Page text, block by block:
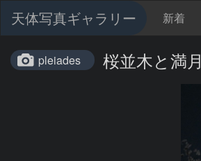
天体写真ギャラリー 新着
pleiades 桜並木と満月